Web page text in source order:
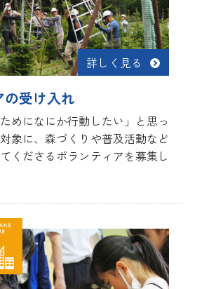
詳しく見る
受け入れ
めになにか行動したい」と思っ
象に、森づくりや普及活動など
くださるボランティアを募集し